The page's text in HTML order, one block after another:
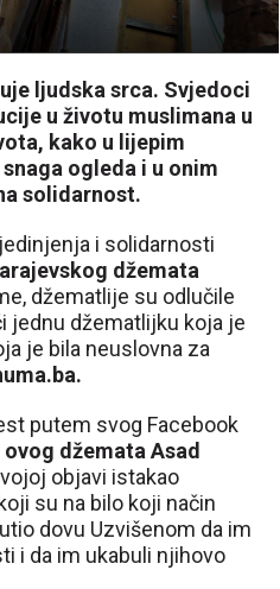
ljudska srca. Svjedoci
u životu muslimana u
kako u lijepim
ogleda i u onim
solidarnost.
i solidarnosti
džemata
džematlije su odlučile
jednu džematlijku koja je
je bila neuslovna za
putem svog Facebook
džemata Asad
objavi istakao
su na bilo koji način
dovu Uzvišenom da im
i da im ukabuli njihovo